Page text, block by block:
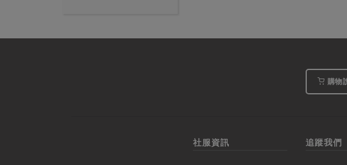
購物
社服資訊 追蹤我們